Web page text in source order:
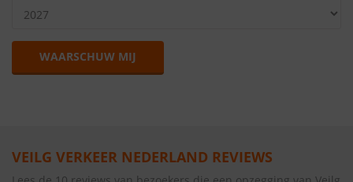
WAARSCHUW MIJ
VEILG VERKEER NEDERLAND REVIEWS